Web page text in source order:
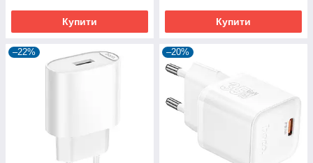
Купити Купити
–22% –20%